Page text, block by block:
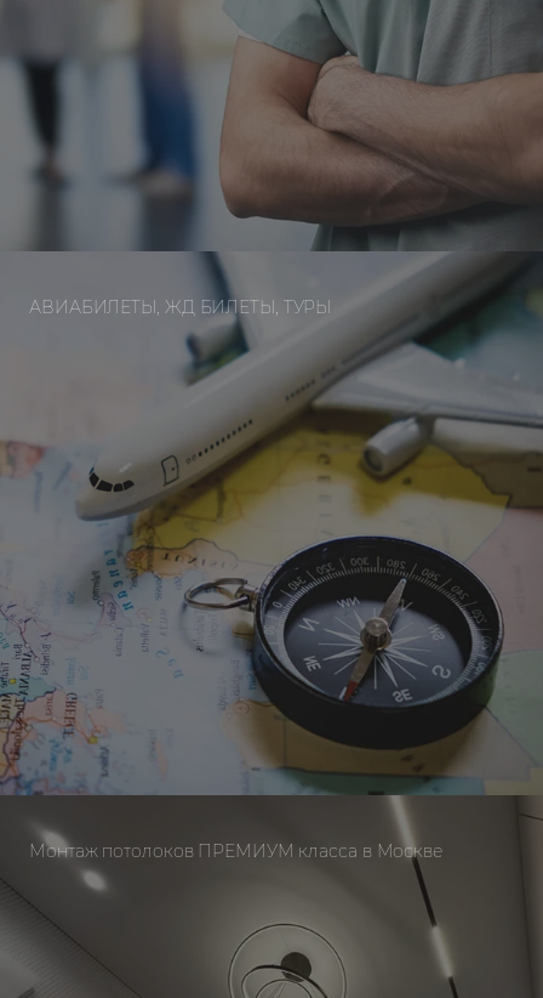
АВИАБИЛЕТЫ, ЖД БИЛЕТЫ, ТУРЫ
Монтаж потолоков ПРЕМИУМ класса в Москве